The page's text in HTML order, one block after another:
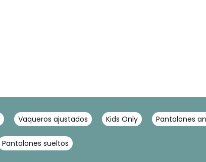
Vaqueros ajustados Kids Only Pantalones
Pantalones sueltos